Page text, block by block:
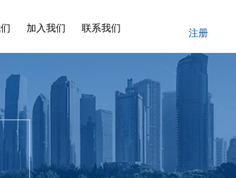
加入我们 联系我们 注册